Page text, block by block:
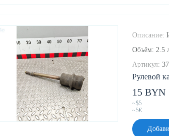
Рулевой
Описание:
Объём: 2.5
Артикул:
15 BYN
~$5
~5€